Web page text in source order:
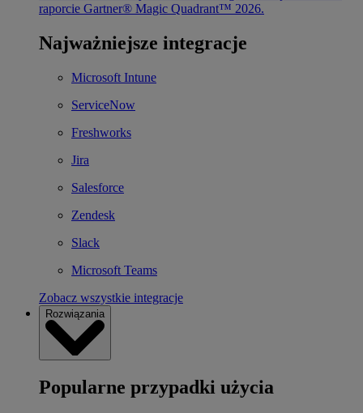
raporcie Gartner® Magic Quadrant™ 2026.
Najważniejsze integracje
Microsoft Intune
ServiceNow
Freshworks
Jira
Salesforce
Zendesk
Slack
Microsoft Teams
Zobacz wszystkie integracje
Rozwiązania
Popularne przypadki użycia